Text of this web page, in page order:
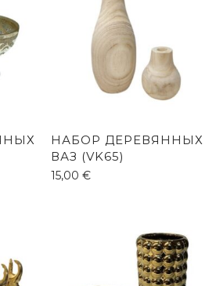
НАБОР ДЕРЕВЯННЫХ
ВАЗ (VK65)
15,00 €